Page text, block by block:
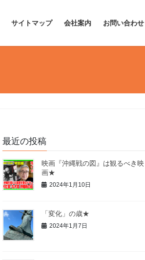
サイトマップ 会社案内 お問い合わせ
最近の投稿
映画『沖縄戦の図』は観るべき映
画★
2024年1月10日
「変化」の歳★
2024年1月7日